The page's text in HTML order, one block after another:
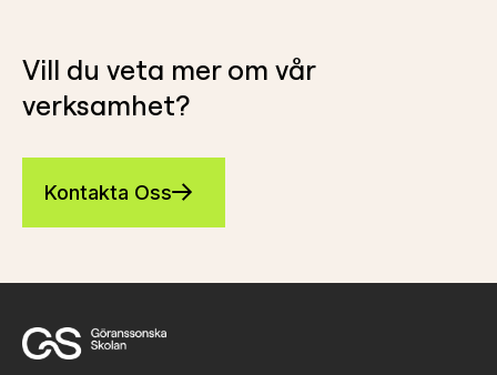
Vill du veta mer om vår
verksamhet?
Kontakta Oss